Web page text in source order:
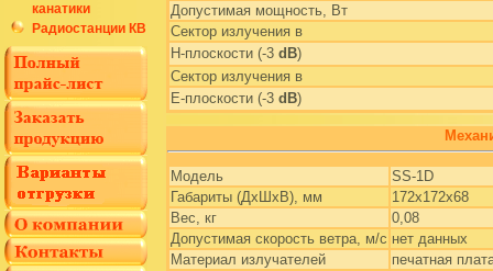
канатики
Радиостанции КВ
Допустимая мощность, Вт
Сектор излучения в
H-плоскости (-3 dB)
Сектор излучения в
E-плоскости (-3 dB)
Модель
SS-1D
Габариты (ДхШхВ), мм
172х172х68
Вес, кг
0,08
Допустимая скорость ветра, м/с нет данных
Материал излучателей
печатная